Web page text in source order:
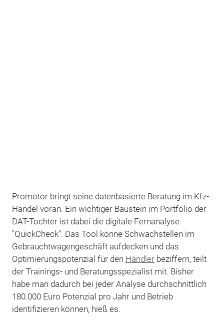
Promotor bringt seine datenbasierte Beratung im Kfz-
Handel voran. Ein wichtiger Baustein im Portfolio der
DAT-Tochter ist dabei die digitale Fernanalyse
"QuickCheck". Das Tool könne Schwachstellen im
Gebrauchtwagengeschäft aufdecken und das
Optimierungspotenzial für den Händlerbeziffern, teilt
der Trainings- und Beratungsspezialist mit. Bisher
habe man dadurch bei jeder Analyse durchschnittlich
180.000 Euro Potenzial pro Jahr und Betrieb
identifizieren können, hieß es.